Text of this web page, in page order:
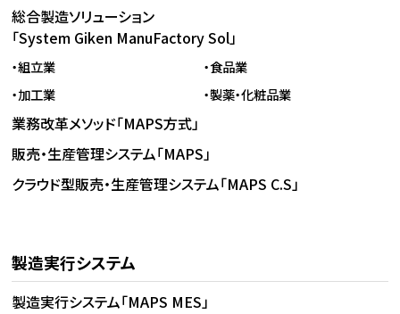
総合製造ソリューション
「System Giken ManuFactory Sol」
・組立業
・食品業
・加工業
・製薬・化粧品業
業務改革メソッド「MAPS方式」
販売・生産管理システム「MAPS」
クラウド型販売・生産管理システム「MAPS C.S」
製造実行システム
製造実行システム「MAPS MES」